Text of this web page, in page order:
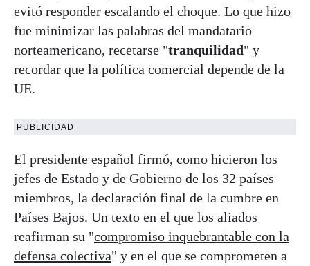
evitó responder escalando el choque. Lo que hizo
fue minimizar las palabras del mandatario
norteamericano, recetarse "tranquilidad" y
recordar que la política comercial depende de la
UE.
PUBLICIDAD
El presidente español firmó, como hicieron los
jefes de Estado y de Gobierno de los 32 países
miembros, la declaración final de la cumbre en
Países Bajos. Un texto en el que los aliados
reafirman su "compromiso inquebrantable con la
defensa colectiva" y en el que se comprometen a